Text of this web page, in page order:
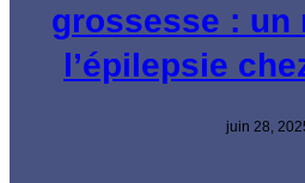
grossesse : un
l’épilepsie
juin 28,